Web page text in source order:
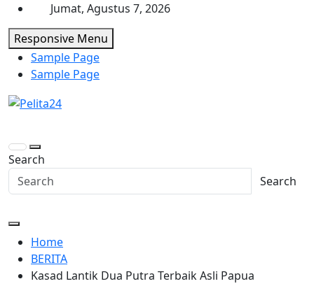
Skip
to
content
Jumat, Agustus 7, 2026
Responsive Menu
Sample Page
Sample Page
Search
Search
Home
BERITA
Kasad Lantik Dua Putra Terbaik Asli Papua